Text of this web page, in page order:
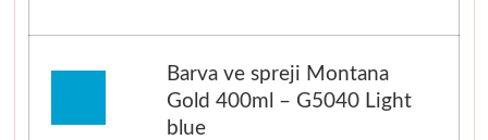
Barva ve spreji Montana
Gold 400ml – G5040 Light
blue